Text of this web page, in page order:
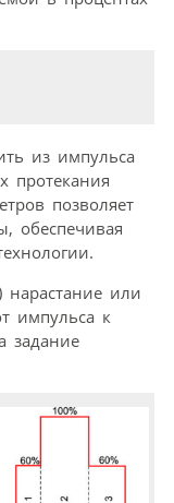
из импульса
протекания
позволяет
обеспечивая
или
импульса к
задание